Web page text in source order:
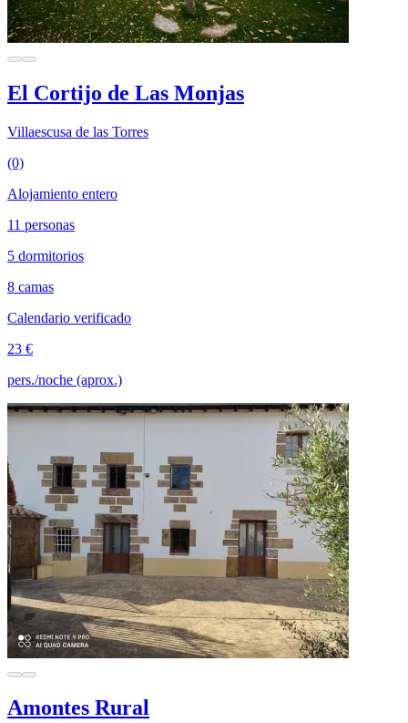
El Cortijo de Las Monjas
Villaescusa de las Torres
(0)
Alojamiento entero
11 personas
5 dormitorios
8 camas
Calendario verificado
23 €
pers./noche (aprox.)
Amontes Rural